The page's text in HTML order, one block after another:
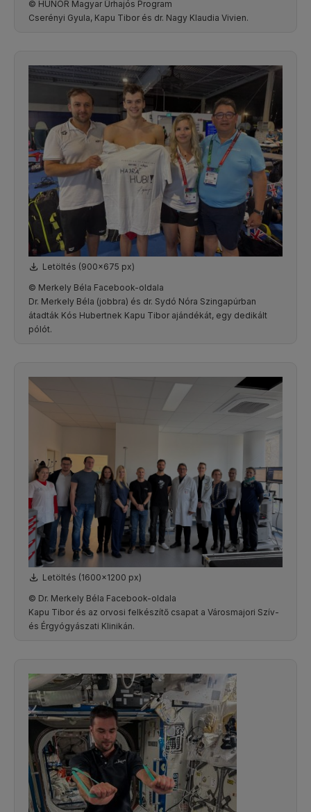
© HUNOR Magyar Űrhajós Program
Cserényi Gyula, Kapu Tibor és dr. Nagy Klaudia Vivien.
Letöltés (900x675 px)
© Merkely Béla Facebook-oldala
Dr. Merkely Béla (jobbra) és dr. Sydó Nóra Szingapúrban
átadták Kós Hubertnek Kapu Tibor ajándékát, egy dedikált
pólót.
Letöltés (1600x1200 px)
© Dr. Merkely Béla Facebook-oldala
Kapu Tibor és az orvosi felkészítő csapat a Városmajori Szív-
és Érgyógyászati Klinikán.